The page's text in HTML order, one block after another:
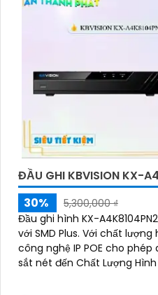
ĐẦU GHI KBVISION KX-
30%
5,300,000 ₫
Đầu ghi hình KX-
với SMD Plus. Với chất lượng hình ảnh ban đêm tối ưu,
công nghệ IP POE cho
sắt nét đến Chất Lượng